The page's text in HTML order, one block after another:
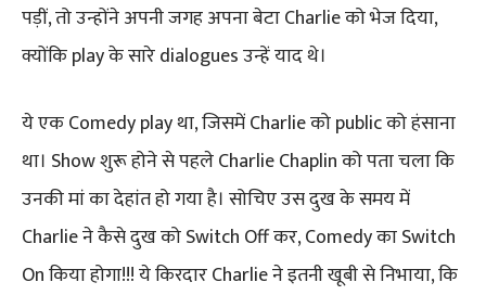
पड़ीं, तो उन्होंने अपनी जगह अपना बेटा Charlie को भेज दिया,
क्योंकि play के सारे dialogues उन्हें याद थे।
ये एक Comedy play था, जिसमें Charlie को public को हंसाना
था। Show शुरू होने से पहले Charlie Chaplin को पता चला कि
उनकी मां का देहांत हो गया है। सोचिए उस दुख के समय में
Charlie ने कैसे दुख को Switch Off कर, Comedy का Switch
On किया होगा!!! ये किरदार Charlie ने इतनी खूबी से निभाया, कि